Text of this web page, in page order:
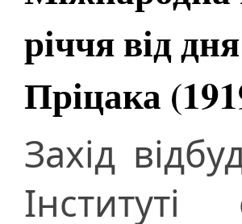
річчя від
Пріцака
Захід